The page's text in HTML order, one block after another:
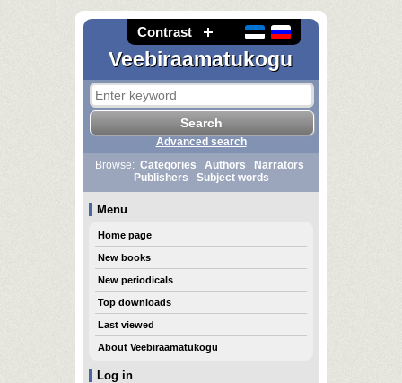
Contrast
Veebiraamatukogu
Log in
Advanced search
Browse: Categories Authors
Narrators
Publishers
Subject words
Menu
Home page
New books
New periodicals
Top downloads
Last viewed
About Veebiraamatukogu